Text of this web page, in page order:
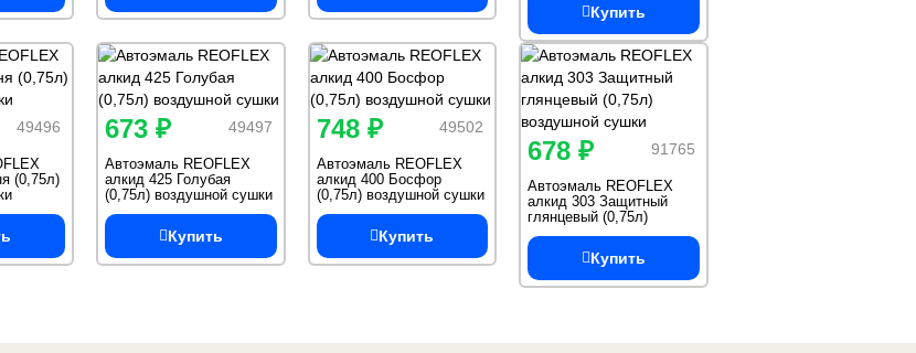
Купить
49496
(0,75л)
49497
673 ₽
Автоэмаль REOFLEX
алкид 425 Голубая
(0,75л) воздушной сушки
Купить
49502
748 ₽
Автоэмаль REOFLEX
алкид 400 Босфор
(0,75л) воздушной сушки
Купить
91765
678 ₽
Автоэмаль REOFLEX
алкид 303 Защитный
глянцевый (0,75л)
воздушной сушки
Купить